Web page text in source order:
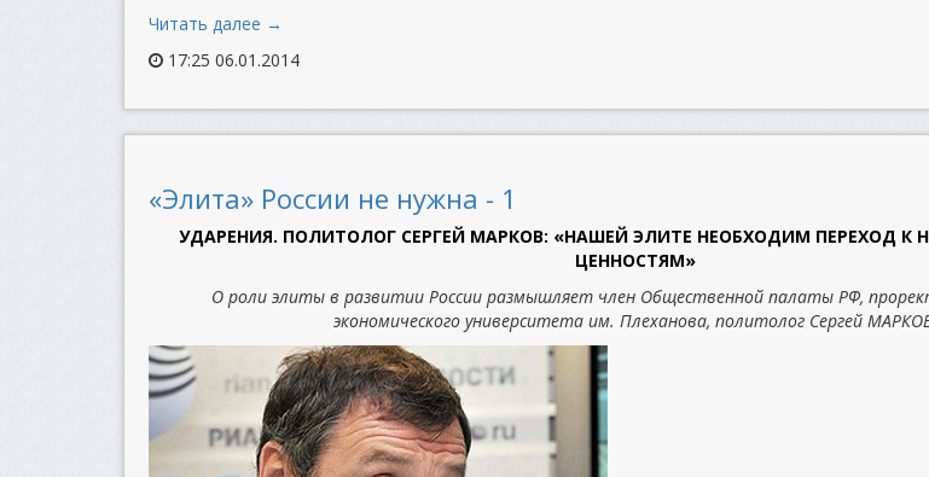
Читать далее →
17:25 06.01.2014
«Элита» России не нужна - 1
УДАРЕНИЯ. ПОЛИТОЛОГ СЕРГЕЙ МАРКОВ: «НАШЕЙ ЭЛИТЕ НЕОБХОДИМ ПЕРЕХОД К
ЦЕННОСТЯМ»
О роли элиты в развитии России размышляет член Общественной палаты РФ,
экономического университета им. Плеханова, политолог Сергей